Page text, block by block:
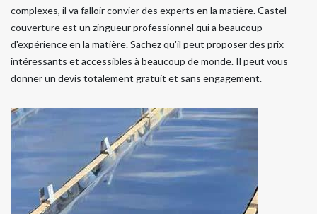
complexes, il va falloir convier des experts en la matière. Castel
couverture est un zingueur professionnel qui a beaucoup
d'expérience en la matière. Sachez qu'il peut proposer des prix
intéressants et accessibles à beaucoup de monde. Il peut vous
donner un devis totalement gratuit et sans engagement.